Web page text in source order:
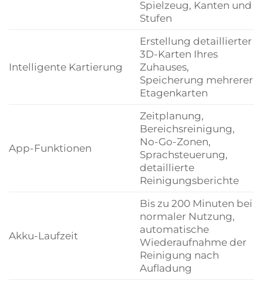
Spielzeug, Kanten und
Stufen
Intelligente Kartierung
Erstellung detaillierter
3D-Karten Ihres
Zuhauses,
Speicherung mehrerer
Etagenkarten
App-Funktionen
Zeitplanung,
Bereichsreinigung,
No-Go-Zonen,
Sprachsteuerung,
detaillierte
Reinigungsberichte
Akku-Laufzeit
Bis zu 200 Minuten bei
normaler Nutzung,
automatische
Wiederaufnahme der
Reinigung nach
Aufladung